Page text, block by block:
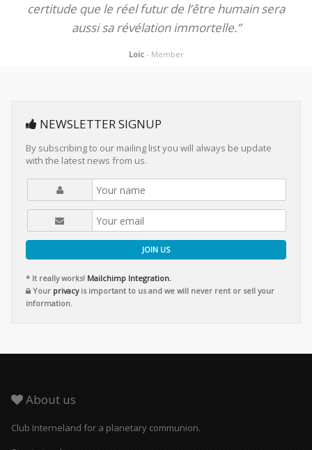
certitude que le réel futur de l’être humain sera
aussi sa révélation immortelle.”
Loic - Member
NEWSLETTER SIGNUP
By subscribing to our mailing list you will always be update
with the latest news from us.
JOIN US
* It really works! Mailchimp Integration.
Your privacyis important to us and we will never rent or sell your
information.
About us
Club Interneland for a planetary communion.